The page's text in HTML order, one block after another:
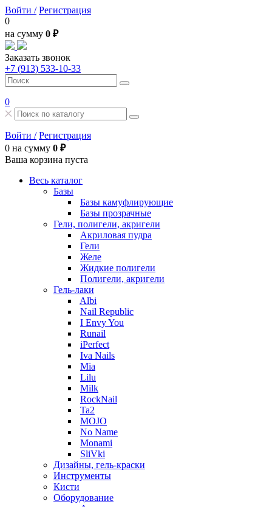
Войти / Регистрация
0
на сумму 0 ₽
Заказать звонок
+7 (913) 533-10-33
0
Войти / Регистрация
0 на сумму 0 ₽
Ваша корзина пуста
Весь каталог
Базы
Базы камуфлирующие
Базы прозрачные
Гели, полигели, акригели
Акриловая пудра
Гели
Желе
Жидкие полигели
Полигели, акригели
Гель-лаки
Albi
Nail Republic
I Envy You
Runail
iPerfect
Iva Nails
Mia
Lilu
Milk
RockNail
Ta2
MOJO
No Name
Monami
SliVki
Дизайны, гель-краски
Инструменты
Кисти
Оборудование